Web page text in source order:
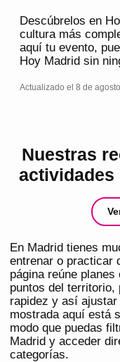
Descúbrelos en
cultura más
aquí tu evento,
Hoy Madrid sin
Actualizado el 8 de
Nuestras
actividades
En Madrid tienes
entrenar o practicar
página reúne
puntos del territorio,
rapidez y así
mostrada aquí está
modo que puedas
Madrid y acceder
categorías.